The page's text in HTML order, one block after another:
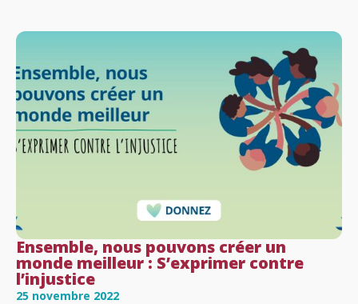
Ensemble, nous pouvons créer un
monde meilleur : S’exprimer contre
l’injustice
25 novembre 2022